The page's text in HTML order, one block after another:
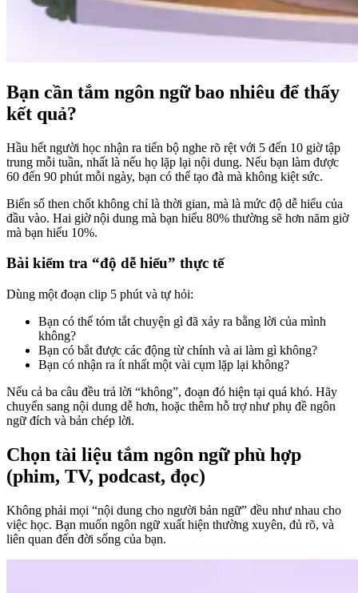
Bạn cần tắm ngôn ngữ bao nhiêu để thấy
kết quả?
Hầu hết người học nhận ra tiến bộ nghe rõ rệt với 5 đến 10 giờ tập
trung mỗi tuần, nhất là nếu họ lặp lại nội dung. Nếu bạn làm được
60 đến 90 phút mỗi ngày, bạn có thể tạo đà mà không kiệt sức.
Biến số then chốt không chỉ là thời gian, mà là mức độ dễ hiểu của
đầu vào. Hai giờ nội dung mà bạn hiểu 80% thường sẽ hơn năm giờ
mà bạn hiểu 10%.
Bài kiểm tra “độ dễ hiểu” thực tế
Dùng một đoạn clip 5 phút và tự hỏi:
Bạn có thể tóm tắt chuyện gì đã xảy ra bằng lời của mình
không?
Bạn có bắt được các động từ chính và ai làm gì không?
Bạn có nhận ra ít nhất một vài cụm lặp lại không?
Nếu cả ba câu đều trả lời “không”, đoạn đó hiện tại quá khó. Hãy
chuyển sang nội dung dễ hơn, hoặc thêm hỗ trợ như phụ đề ngôn
ngữ đích và bản chép lời.
Chọn tài liệu tắm ngôn ngữ phù hợp
(phim, TV, podcast, đọc)
Không phải mọi “nội dung cho người bản ngữ” đều như nhau cho
việc học. Bạn muốn ngôn ngữ xuất hiện thường xuyên, đủ rõ, và
liên quan đến đời sống của bạn.